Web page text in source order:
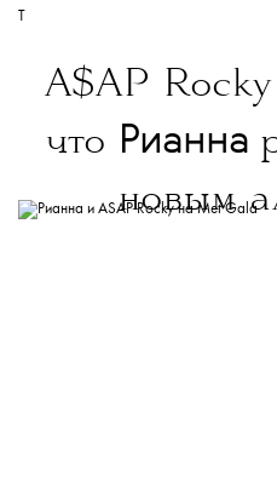
T
A$AP Rocky
что Рианна
новым